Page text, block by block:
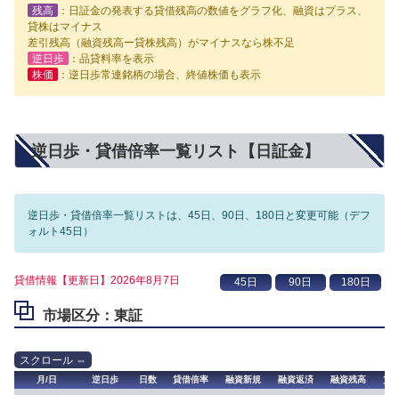
残高
：日証金の発表する貸借残高の数値をグラフ化、融資はプラス、
貸株はマイナス
差引残高（融資残高ー貸株残高）がマイナスなら株不足
逆日歩
：品貸料率を表示
株価
：逆日歩常連銘柄の場合、終値株価も表示
逆日歩・貸借倍率一覧リスト【日証金】
逆日歩・貸借倍率一覧リストは、45日、90日、180日と変更可能（デフ
ォルト45日）
貸借情報【更新日】2026年8月7日
市場区分：東証
月/日 逆日歩 日数 貸借倍率 融資新規 融資返済 融資残高
貸